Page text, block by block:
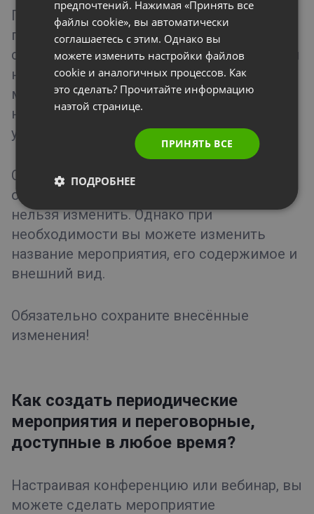
При редактировании мероприятия
помните, что изменить тип переговорной
с «Постоянная» на «Запланированная» или
наоборот нельзя. Чтобы изменить тип
мероприятия, свяжитесь с нами в чате –
нажмите на иконку чата в правом нижнем
углу.
Обратите внимание, что после настройки
оплаты за платное мероприятие ее уже
нельзя изменить. Однако при
необходимости вы можете изменить
название мероприятия, его содержимое и
внешний вид.
Обязательно сохраните внесённые
изменения!
Как создать периодические
мероприятия и переговорные,
доступные в любое время?
Настраивая конференцию или вебинар, вы
можете сделать мероприятие
ITALIAN
предпочтений. Нажимая «Принять все
файлы cookie», вы автоматически
соглашаетесь с этим. Однако вы
можете изменить настройки файлов
cookie и аналогичных процессов. Как
это сделать? Прочитайте информацию
наэтой странице.
ПРИНЯТЬ ВСЕ
ПОДРОБНЕЕ